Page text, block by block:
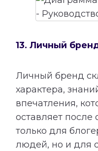
13. Личный
Личный бренд
характера,
впечатления,
оставляет
только для
людей, но и для